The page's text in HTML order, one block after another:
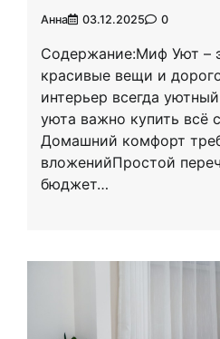
Анна 03.12.2025 0
Содержание:Миф Уют –
красивые вещи и
интерьер всегда
уюта важно купить всё
Домашний комфорт
вложенийПростой
бюджет…